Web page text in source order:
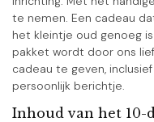
te nemen. Een cadeau
het kleintje oud genoeg
pakket wordt door ons
cadeau te geven,
persoonlijk berichtje.
Inhoud van het 10-